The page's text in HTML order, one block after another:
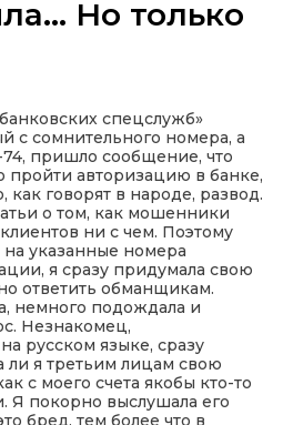
Но только
спецслужб»
с сомнительного номера, а
пришло сообщение, что
авторизацию в банке,
как говорят в народе, развод.
о том, как мошенники
ни с чем. Поэтому
указанные номера
я сразу придумала свою
ответить обманщикам.
немного подождала и
Незнакомец,
русском языке, сразу
ли я третьим лицам свою
с моего счета якобы кто-то
Я покорно выслушала его
бред, тем более что в